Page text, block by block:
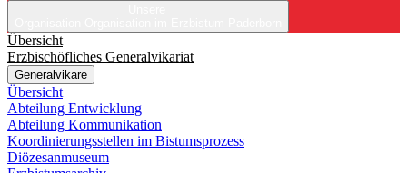
Übersicht
Erzbischöfliches Generalvikariat
Generalvikare
Übersicht
Abteilung Entwicklung
Abteilung Kommunikation
Koordinierungsstellen im Bistumsprozess
Diözesanmuseum